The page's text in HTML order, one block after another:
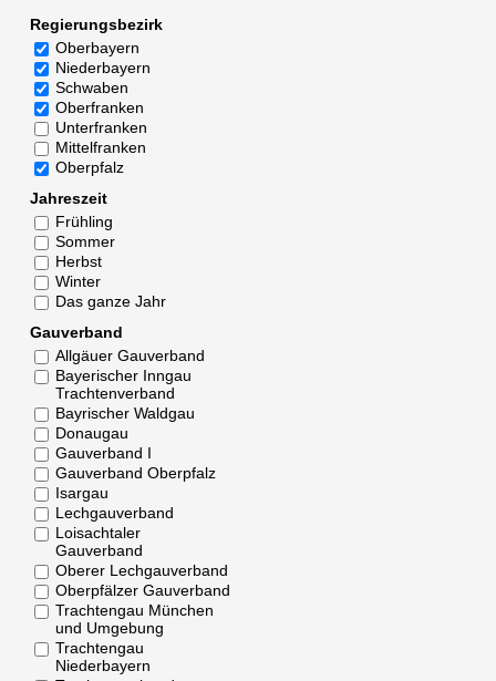
Regierungsbezirk
Oberbayern
Niederbayern
Schwaben
Oberfranken
Unterfranken
Mittelfranken
Oberpfalz
Jahreszeit
Frühling
Sommer
Herbst
Winter
Das ganze Jahr
Gauverband
Allgäuer Gauverband
Bayerischer Inngau
Trachtenverband
Bayrischer Waldgau
Donaugau
Gauverband I
Gauverband Oberpfalz
Isargau
Lechgauverband
Loisachtaler
Gauverband
Oberer Lechgauverband
Oberpfälzer Gauverband
Trachtengau München
und Umgebung
Trachtengau
Niederbayern